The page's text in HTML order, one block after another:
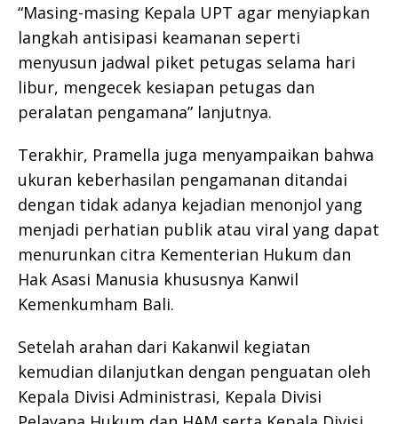
“Masing-masing Kepala UPT agar menyiapkan
langkah antisipasi keamanan seperti
menyusun jadwal piket petugas selama hari
libur, mengecek kesiapan petugas dan
peralatan pengamana” lanjutnya.
Terakhir, Pramella juga menyampaikan bahwa
ukuran keberhasilan pengamanan ditandai
dengan tidak adanya kejadian menonjol yang
menjadi perhatian publik atau viral yang dapat
menurunkan citra Kementerian Hukum dan
Hak Asasi Manusia khususnya Kanwil
Kemenkumham Bali.
Setelah arahan dari Kakanwil kegiatan
kemudian dilanjutkan dengan penguatan oleh
Kepala Divisi Administrasi, Kepala Divisi